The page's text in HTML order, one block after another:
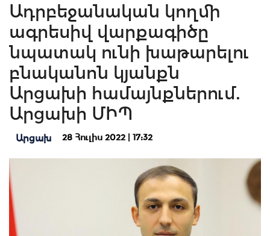
Ադրբեջանական կողմի
ագրեսիվ վարքագիծը
նպատակ ունի խաթարելու
բնականոն կյանքն
Արցախի համայնքներում.
Արցախի ՄԻՊ
Արցախ 28 Հուլիս 2022 | 17:32